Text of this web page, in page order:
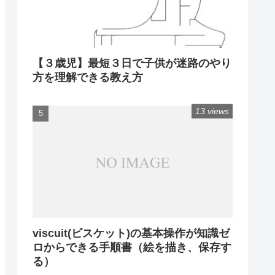
【３歳児】最短３日で子供が迷路のやり
方を理解できる教え方
viscuit(ビスケット)の基本操作が知識ゼ
ロからできる手順書（絵を描き、保存す
る）
13 views